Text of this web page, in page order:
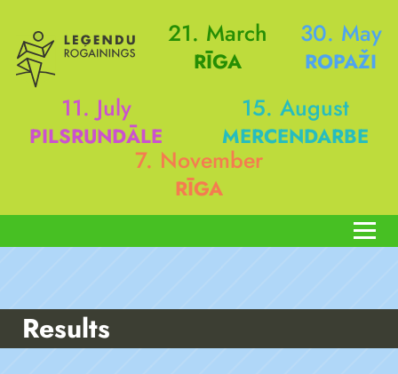
21. March
RĪGA
30. May
ROPAŽI
11. July
PILSRUNDĀLE
15. August
MERCENDARBE
7. November
RĪGA
Results